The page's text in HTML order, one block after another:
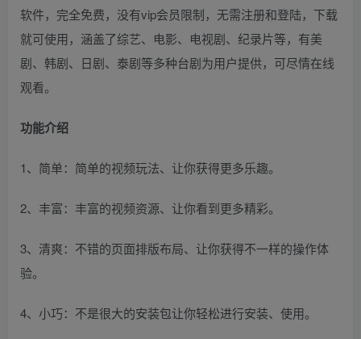
软件，完全免费，没有vip会员限制，无需注册和登陆，下载
就可使用，涵盖了综艺、电影、电视剧、纪录片等，有美
剧、韩剧、日剧、泰剧等多种台剧为用户提供，可尽情在线
观看。
功能介绍
1、简单：简单的视频玩法、让你获得更多乐趣。
2、丰富：丰富的视频资源、让你看到更多精彩。
3、清爽：不错的页面排版布局、让你获得不一样的操作体
验。
4、小巧：不是很大的安装包让你轻松进行安装、使用。